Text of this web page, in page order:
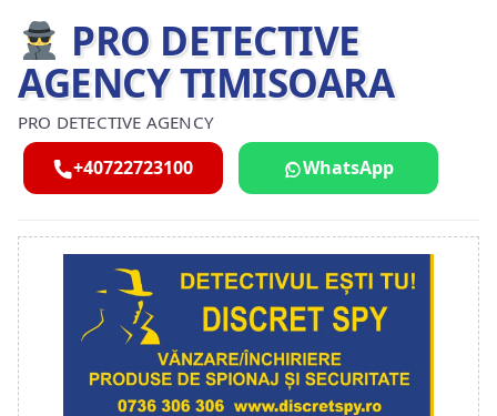
PRO DETECTIVE
AGENCY TIMISOARA
PRO DETECTIVE AGENCY
+40722723100 WhatsApp